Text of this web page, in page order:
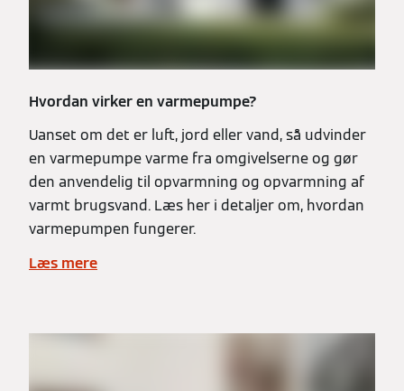
Hvordan virker en varmepumpe?
Uanset om det er luft, jord eller vand, så udvinder
en varmepumpe varme fra omgivelserne og gør
den anvendelig til opvarmning og opvarmning af
varmt brugsvand. Læs her i detaljer om, hvordan
varmepumpen fungerer.
Læs mere